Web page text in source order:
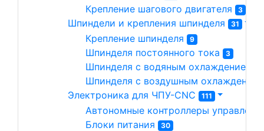
Крепление шагового двигателя 3
Шпиндели и крепления шпинделя 31
Крепление шпинделя 9
Шпинделя постоянного тока 3
Шпинделя с водяным охлаждением
Шпинделя с воздушным
Электроника для ЧПУ-CNC
111
Автономные контроллеры
Блоки питания
30